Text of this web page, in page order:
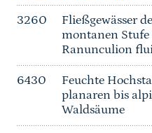
3260
Fließgewässer
montanen Stufe
Ranunculion
6430
Feuchte
planaren bis
Waldsäume